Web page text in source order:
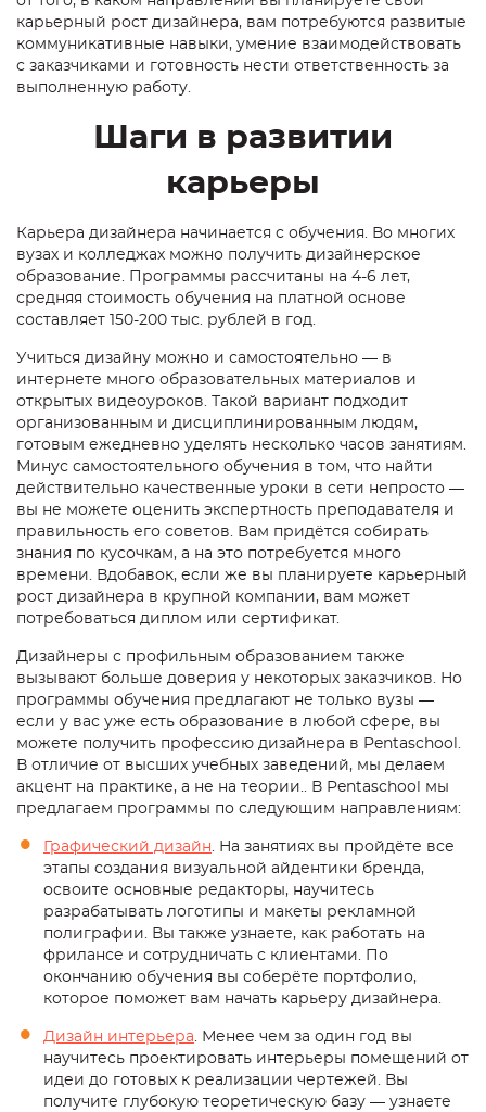
карьерный рост дизайнера, вам потребуются развитые
коммуникативные навыки, умение взаимодействовать
с заказчиками и готовность нести ответственность за
выполненную работу.
Шаги в развитии
карьеры
Карьера дизайнера начинается с обучения. Во многих
вузах и колледжах можно получить дизайнерское
образование. Программы рассчитаны на 4-6 лет,
средняя стоимость обучения на платной основе
составляет 150-200 тыс. рублей в год.
Учиться дизайну можно и самостоятельно — в
интернете много образовательных материалов и
открытых видеоуроков. Такой вариант подходит
организованным и дисциплинированным людям,
готовым ежедневно уделять несколько часов занятиям.
Минус самостоятельного обучения в том, что найти
действительно качественные уроки в сети непросто —
вы не можете оценить экспертность преподавателя и
правильность его советов. Вам придётся собирать
знания по кусочкам, а на это потребуется много
времени. Вдобавок, если же вы планируете карьерный
рост дизайнера в крупной компании, вам может
потребоваться диплом или сертификат.
Дизайнеры с профильным образованием также
вызывают больше доверия у некоторых заказчиков. Но
программы обучения предлагают не только вузы —
если у вас уже есть образование в любой сфере, вы
можете получить профессию дизайнера в Pentaschool.
В отличие от высших учебных заведений, мы делаем
акцент на практике, а не на теории.. В Pentaschool мы
предлагаем программы по следующим направлениям:
Графический дизайн. На занятиях вы пройдёте все
этапы создания визуальной айдентики бренда,
освоите основные редакторы, научитесь
разрабатывать логотипы и макеты рекламной
полиграфии. Вы также узнаете, как работать на
фрилансе и сотрудничать с клиентами. По
окончанию обучения вы соберёте портфолио,
которое поможет вам начать карьеру дизайнера.
Дизайн интерьера. Менее чем за один год вы
научитесь проектировать интерьеры помещений от
идеи до готовых к реализации чертежей. Вы
получите глубокую теоретическую базу — узнаете